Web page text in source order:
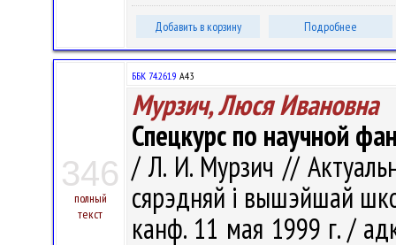
Добавить в корзину Подробнее
346
полный
текст
ББК 74.261.9 А43
Мурзич, Люся Ивановна
Спецкурс по научной
/ Л. И. Мурзич //
сярэдняй і вышэйшай
канф. 11 мая 1999 г. /